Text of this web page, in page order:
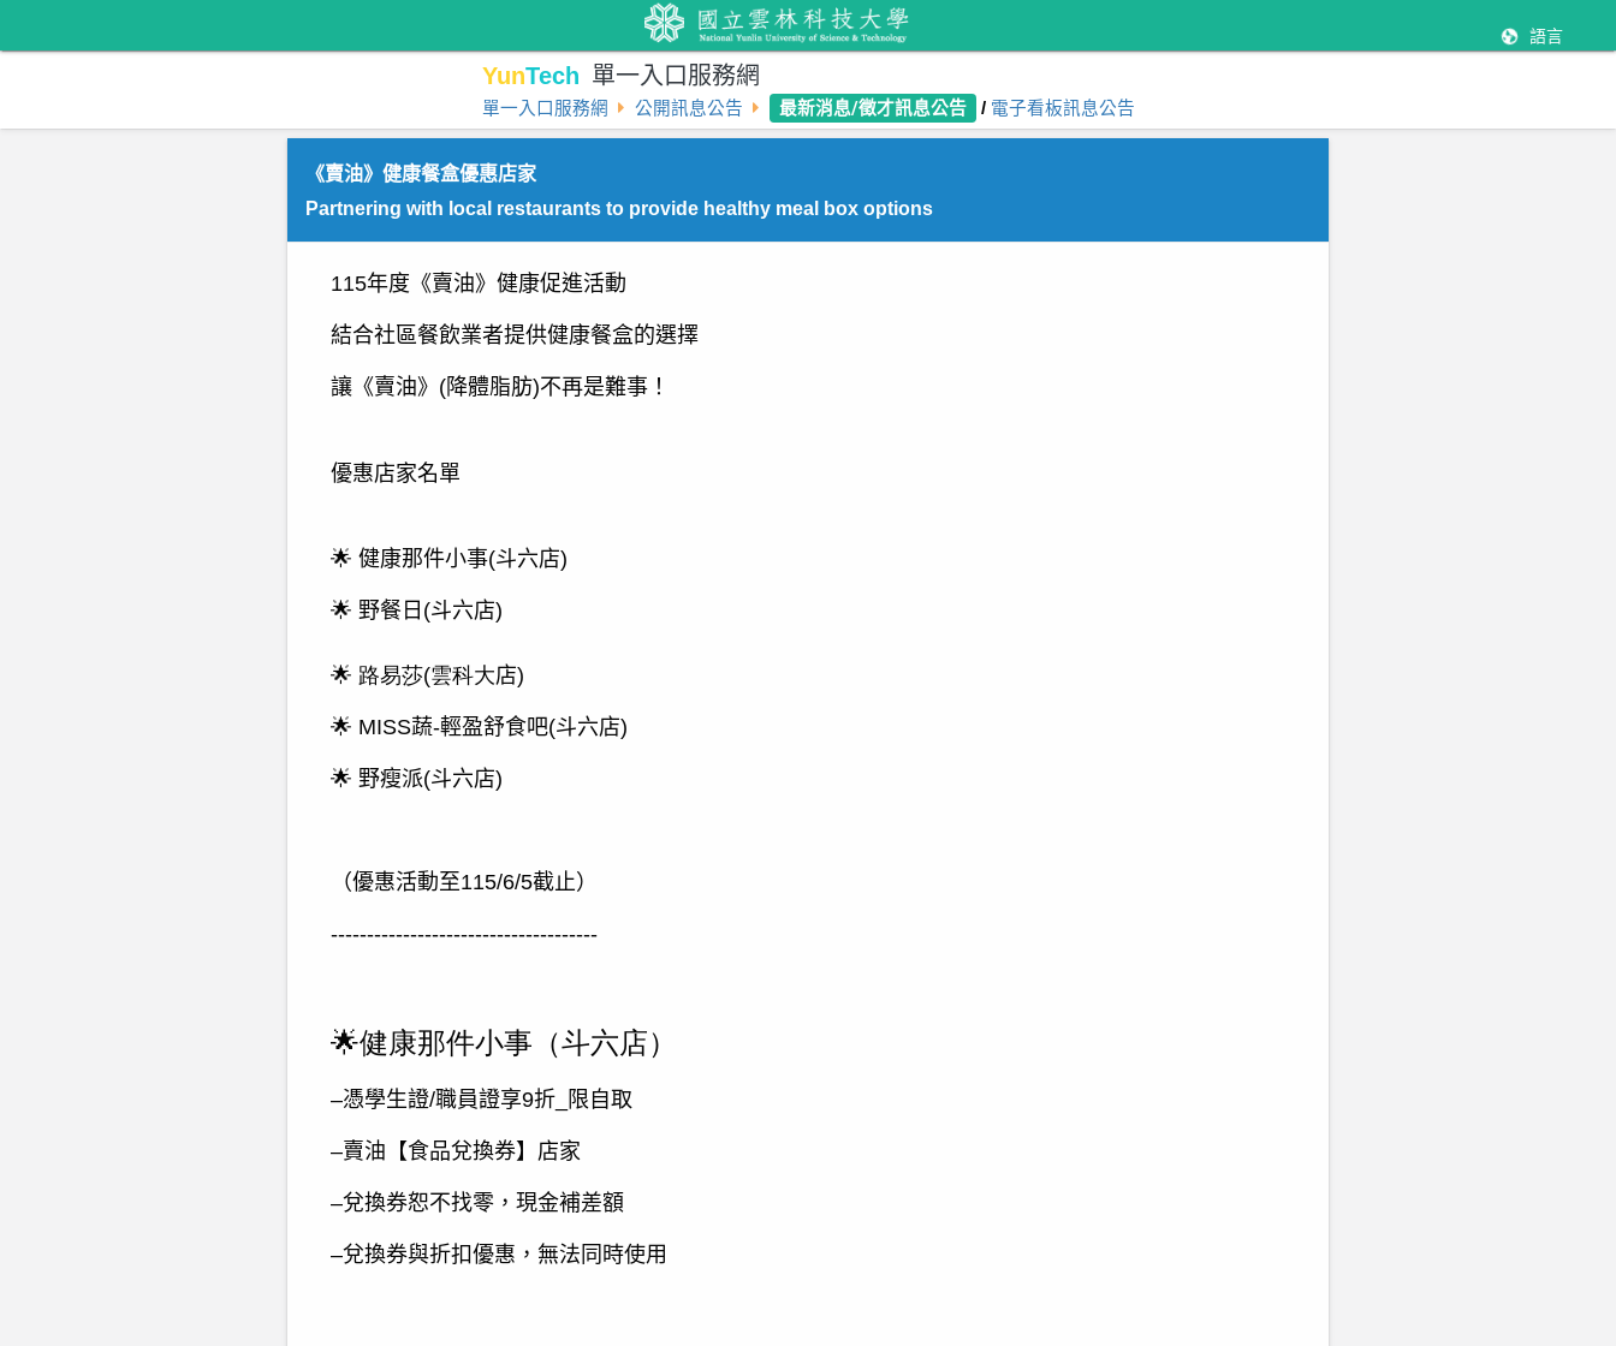
語言
YunTech 單一入口服務網
單一入口服務網 公開訊息公告 最新消息/徵才訊息公告 / 電子看板訊息公告
《賣油》健康餐盒優惠店家
Partnering with local restaurants to provide healthy meal box options
115年度《賣油》健康促進活動
結合社區餐飲業者提供健康餐盒的選擇
讓《賣油》(降體脂肪)不再是難事！
優惠店家名單
🌟 健康那件小事(斗六店)
🌟 野餐日 (斗六店)
🌟 路易莎(雲科大店)
🌟 MISS蔬-輕盈舒食吧(斗六店)
🌟 野瘦派(斗六店)
（優惠活動至115/6/5截止）
-------------------------------------
🌟健康那件小事（斗六店）
–憑學生證/職員證享9折 限自取
–賣油【食品兌換券】店家
–兌換券恕不找零，現金補差額
–兌換券與折扣優惠，無法同時使用